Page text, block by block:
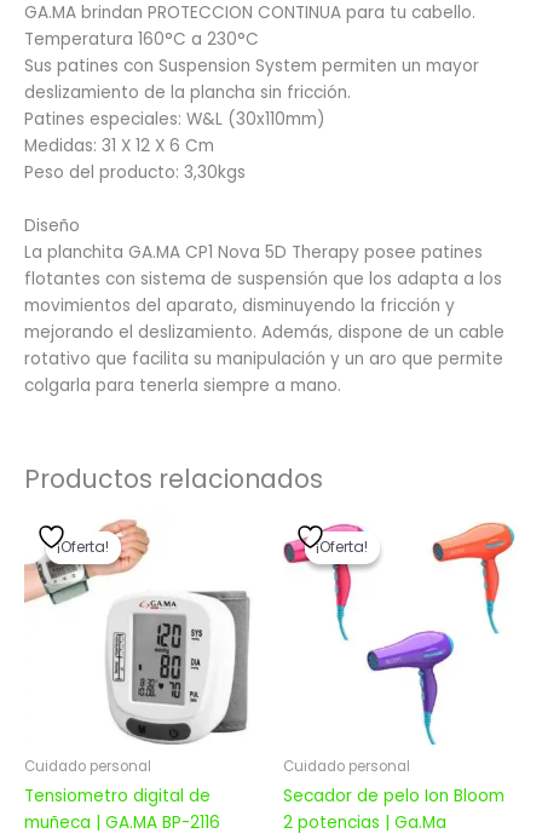
GA.MA brindan PROTECCION CONTINUA para tu cabello.
Temperatura 160°C a 230°C
Sus patines con Suspension System permiten un mayor
deslizamiento de la plancha sin fricción.
Patines especiales: W&L (30x110mm)
Medidas: 31 X 12 X 6 Cm
Peso del producto: 3,30kgs
Diseño
La planchita GA.MA CP1 Nova 5D Therapy posee patines
flotantes con sistema de suspensión que los adapta a los
movimientos del aparato, disminuyendo la fricción y
mejorando el deslizamiento. Además, dispone de un cable
rotativo que facilita su manipulación y un aro que permite
colgarla para tenerla siempre a mano.
Productos relacionados
¡Oferta!
¡Oferta!
Cuidado personal
Tensiometro digital de
muñeca | GA.MA BP-2116
El
precio
original
era:
$ 3.503,00. $ 2.802,40.
¡Oferta!
¡Oferta!
Cuidado personal
Secador de pelo Ion Bloom
2 potencias | Ga.Ma
precio
original
era:
precio
actual
$ 2.887,20.